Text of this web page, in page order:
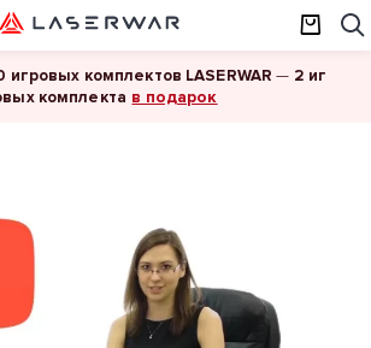
игровых комплектов LASERWAR — 2 иг
комплекта в подарок